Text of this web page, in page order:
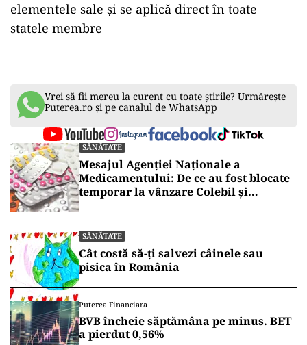
elementele sale și se aplică direct în toate
statele membre
Vrei să fii mereu la curent cu toate știrile? Urmărește
Puterea.ro și pe canalul de WhatsApp
SĂNĂTATE
Mesajul Agenției Naționale a
Medicamentului: De ce au fost blocate
temporar la vânzare Colebil și
SĂNĂTATE
Cât costă să-ți salvezi câinele sau
pisica în România
Puterea Financiara
BVB încheie săptămâna pe minus. BET
a pierdut 0,56%